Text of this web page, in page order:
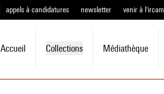
appels à candidatures newsletter venir à l'ircam
Accueil Collections Médiathèque